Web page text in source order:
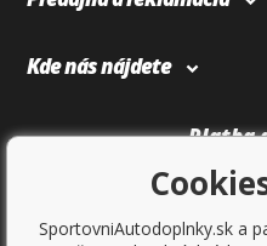
Kde nás nájdete
Platba
SportovniAutodoplnky.sk a